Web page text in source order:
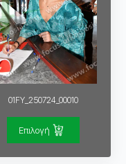
01FY_250724_00010
Επιλογή